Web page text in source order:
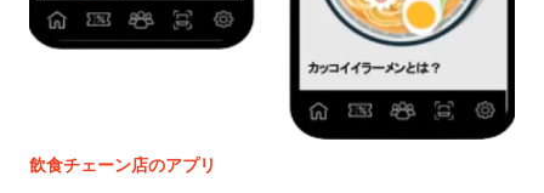
飲食チェーン店のアプリ